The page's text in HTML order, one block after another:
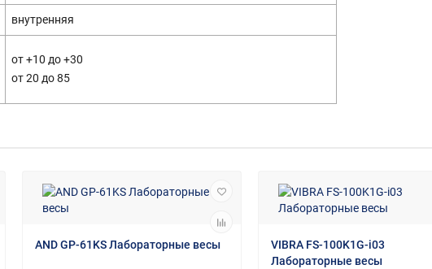
внутренняя
от +10 до +30
от 20 до 85
AND GP-61KS Лабораторные весы
VIBRA FS-100K1G-i03
Лабораторные весы